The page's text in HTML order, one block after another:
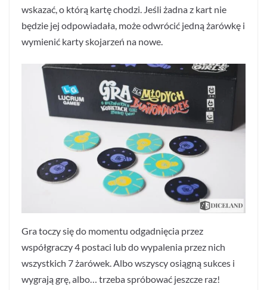
wskazać, o którą kartę chodzi. Jeśli żadna z kart nie
będzie jej odpowiadała, może odwrócić jedną żarówkę i
wymienić karty skojarzeń na nowe.
Gra toczy się do momentu odgadnięcia przez
współgraczy 4 postaci lub do wypalenia przez nich
wszystkich 7 żarówek. Albo wszyscy osiągną sukces i
wygrają grę, albo… trzeba spróbować jeszcze raz!